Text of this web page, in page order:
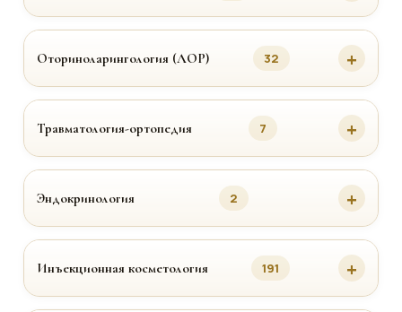
Оториноларингология (ЛОР) 32
Травматология-ортопедия 7
Эндокринология 2
Инъекционная косметология 191